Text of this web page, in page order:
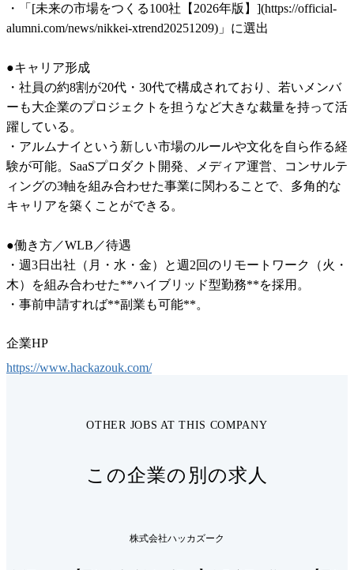
・「[未来の市場をつくる100社【2026年版】](https://official-
alumni.com/news/nikkei-xtrend20251209)」に選出
●キャリア形成
・社員の約8割が20代・30代で構成されており、若いメンバ
ーも大企業のプロジェクトを担うなど大きな裁量を持って活
躍している。
・アルムナイという新しい市場のルールや文化を自ら作る経
験が可能。SaaSプロダクト開発、メディア運営、コンサルテ
ィングの3軸を組み合わせた事業に関わることで、多角的な
キャリアを築くことができる。
●働き方／WLB／待遇
・週3日出社（月・水・金）と週2回のリモートワーク（火・
木）を組み合わせた**ハイブリッド型勤務**を採用。
・事前申請すれば**副業も可能**。
企業HP
https://www.hackazouk.com/
OTHER JOBS AT THIS COMPANY
この企業の別の求人
株式会社ハッカズーク